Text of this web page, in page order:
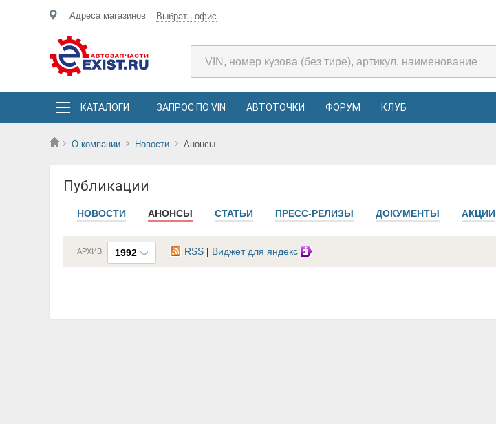
Адреса магазинов Выбрать офис
КАТАЛОГИ ЗАПРОС ПО VIN АВТОТОЧКИ ФОРУМ КЛУБ
О компании Новости Анонсы
Публикации
НОВОСТИ АНОНСЫ СТАТЬИ ПРЕСС-РЕЛИЗЫ ДОКУМЕНТЫ АКЦИИ
1992
АРХИВ: RSS | Виджет для яндекс